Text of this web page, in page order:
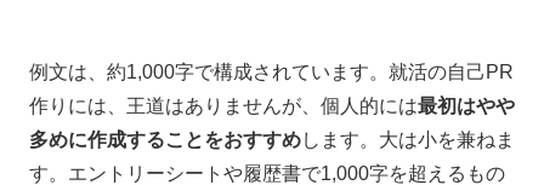
例文は、約1,000字で構成されています。就活の自己PR
作りには、王道はありませんが、個人的には最初はやや
多めに作成することをおすすめします。大は小を兼ねま
す。エントリーシートや履歴書で1,000字を超えるもの